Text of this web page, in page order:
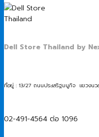
Dell Store Thailand by
ที่อยู่ : 13/27 ถนนประเสริฐมนูกิจ แขวงน
02-491-4564 ต่อ 1096